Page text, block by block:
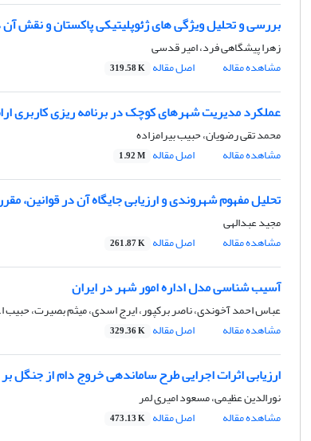
بررسی و تحلیل ویژگی های ژئوپلیتیکی پاکستان و نقش آن
زهرا پیشگاهی فرد، امیر قدسی
مشاهده مقاله
اصل مقاله 319.58 K
عملکرد مدیریت شهرهای کوچک در برنامه ریزی کاربری
محمد تقی رضویان، حبیب بیرامزاده
مشاهده مقاله
اصل مقاله 1.92 M
تحلیل مفهوم شهروندی و ارزیابی جایگاه آن در قوانین،
مجید عبدالهی
مشاهده مقاله
اصل مقاله 261.87 K
آسیب شناسی مدل اداره امور شهر در ایران
عباس احمد آخوندی، ناصر برکپور، ایرج اسدی، میثم بصیرت، حبیب
مشاهده مقاله
اصل مقاله 329.36 K
ارزیابی اثرات اجرایی طرح ساماندهی خروج دام از
نورالدین عظیمی، مسعود امیری لمر
مشاهده مقاله
اصل مقاله 473.13 K